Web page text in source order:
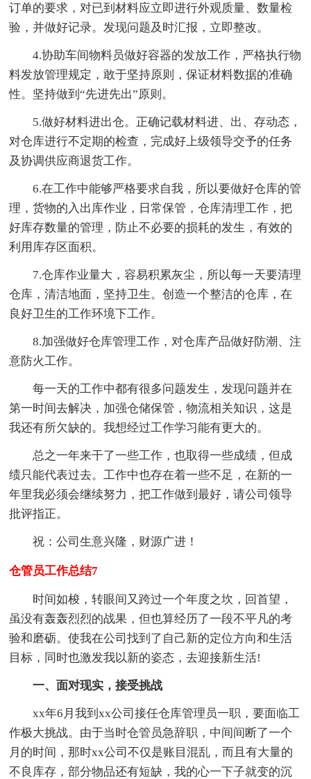
订单的要求，对已到材料应立即进行外观质量、数量检
验，并做好记录。发现问题及时汇报，立即整改。
4.协助车间物料员做好容器的发放工作，严格执行物
料发放管理规定，敢于坚持原则，保证材料数据的准确
性。坚持做到“先进先出”原则。
5.做好材料进出仓。正确记载材料进、出、存动态，
对仓库进行不定期的检查，完成好上级领导交予的任务
及协调供应商退货工作。
6.在工作中能够严格要求自我，所以要做好仓库的管
理，货物的入出库作业，日常保管，仓库清理工作，把
好库存数量的管理，防止不必要的损耗的发生，有效的
利用库存区面积。
7.仓库作业量大，容易积累灰尘，所以每一天要清理
仓库，清洁地面，坚持卫生。创造一个整洁的仓库，在
良好卫生的工作环境下工作。
8.加强做好仓库管理工作，对仓库产品做好防潮、注
意防火工作。
每一天的工作中都有很多问题发生，发现问题并在
第一时间去解决，加强仓储保管，物流相关知识，这是
我还有所欠缺的。我想经过工作学习能有更大的。
总之一年来干了一些工作，也取得一些成绩，但成
绩只能代表过去。工作中也存在着一些不足，在新的一
年里我必须会继续努力，把工作做到最好，请公司领导
批评指正。
祝：公司生意兴隆，财源广进！
仓管员工作总结7
时间如梭，转眼间又跨过一个年度之坎，回首望，
虽没有轰轰烈烈的战果，但也算经历了一段不平凡的考
验和磨砺。使我在公司找到了自己新的定位方向和生活
目标，同时也激发我以新的姿态，去迎接新生活!
一、面对现实，接受挑战
xx年6月我到xx公司接任仓库管理员一职，要面临工
作极大挑战。由于当时仓管员急辞职，中间间断了一个
月的时间，那时xx公司不仅是账目混乱，而且有大量的
不良库存，部分物品还有短缺，我的心一下子就变的沉